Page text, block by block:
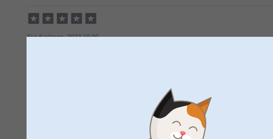
10:43
Hej Carina,
Tusen tack för ditt fina omdöme och ⭐️⭐️⭐️⭐️⭐️. Vad roligt att
Eva Karlsson, 2023-10-09